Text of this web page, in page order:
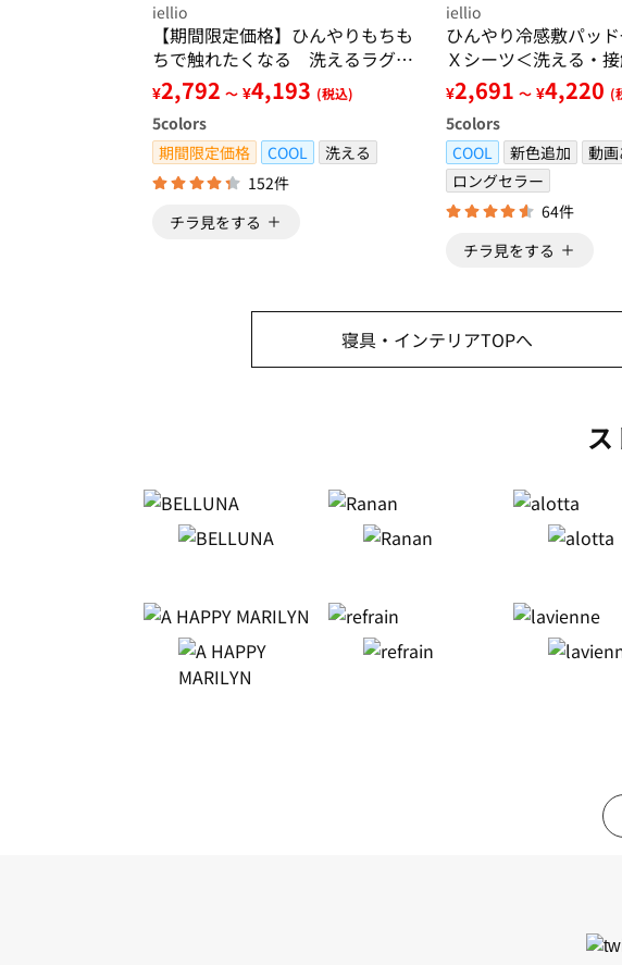
iellio
【期間限定価格】ひんやりもちも
ちで触れたくなる 洗えるラグ＜
低反発・滑りにくい・接触冷感・
防ダニ・カーペット＞
¥2,792 ～ ¥4,193 (税込)
5colors
期間限定価格
COOL
洗える
152件
チラ見をする
iellio
ひんやり冷感敷パッ
Ｘシーツ＜洗える・
菌防臭・時短・家事楽
シーツ・寝苦しさ対
¥2,691 ～ ¥4,220 (
5colors
COOL
新色追加
動画
ロングセラー
64件
チラ見をする
寝具・インテリアTOPへ